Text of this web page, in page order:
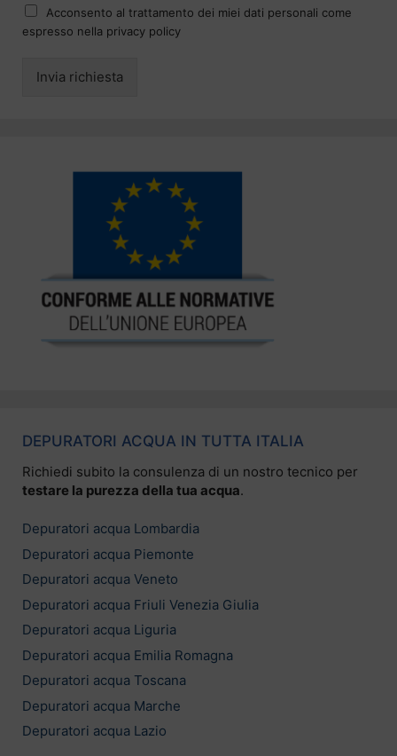
Acconsento al trattamento dei miei dati personali come
espresso nella privacy policy
Invia richiesta
DEPURATORI ACQUA IN TUTTA ITALIA
Richiedi subito la consulenza di un nostro tecnico per
testare la purezza della tua acqua.
Depuratori acqua Lombardia
Depuratori acqua Piemonte
Depuratori acqua Veneto
Depuratori acqua Friuli Venezia Giulia
Depuratori acqua Liguria
Depuratori acqua Emilia Romagna
Depuratori acqua Toscana
Depuratori acqua Marche
Depuratori acqua Lazio